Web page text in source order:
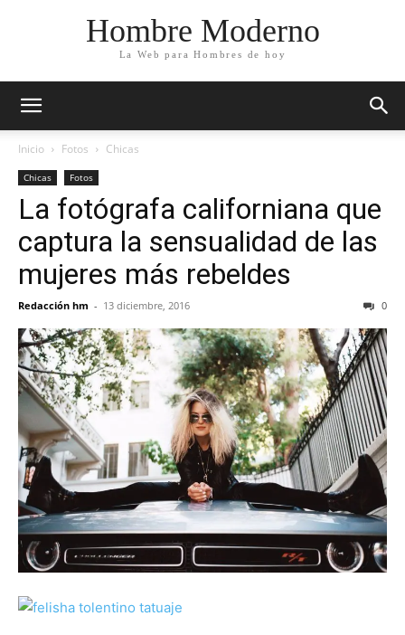
Hombre Moderno
La Web para Hombres de hoy
Inicio Fotos Chicas
Chicas Fotos
La fotógrafa californiana que
captura la sensualidad de las
mujeres más rebeldes
Redacción hm - 13 diciembre, 2016 0